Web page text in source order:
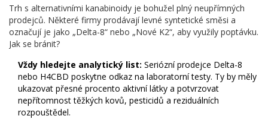
Trh s alternativními kanabinoidy je bohužel plný neupřímných
prodejců. Některé firmy prodávají levné syntetické směsi a
označují je jako „Delta-8“ nebo „Nové K2“, aby využily poptávku.
Jak se bránit?
Vždy hledejte analytický list: Seriózní prodejce Delta-8
nebo H4CBD poskytne odkaz na laboratorní testy. Ty by měly
ukazovat přesné procento aktivní látky a potvrzovat
nepřítomnost těžkých kovů, pesticidů a reziduálních
rozpouštědel.